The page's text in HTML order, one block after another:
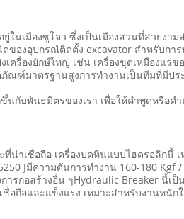
เมืองซูโจว ซึ่งเป็นเมืองสวนที่สวยงาม
งอุปกรณ์ติดตั้ง excavator สําหรับการ
ครื่องยักษ์ใหญ่ เช่น เครื่องขุดเหมืองแร่ข
ฑ์มาตรฐานสูงการทํางานเป็นทีมที่มีป
บพันธมิตรของเรา เพื่อให้คําพูดหรือคํ
น่าเชื่อถือ เครื่องบดหินแบบไฮดรอลิก
Jมีความดันการทํางาน 160-180
ก่อสร้างอื่น ๆHydraulic Breaker นี้เป็
อถือและแข็งแรง เหมาะสําหรับงานหนัก